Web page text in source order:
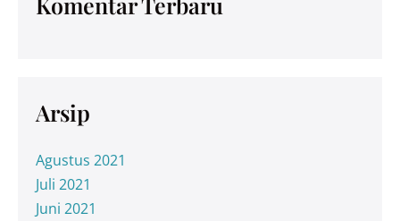
Arsip
Agustus 2021
Juli 2021
Juni 2021